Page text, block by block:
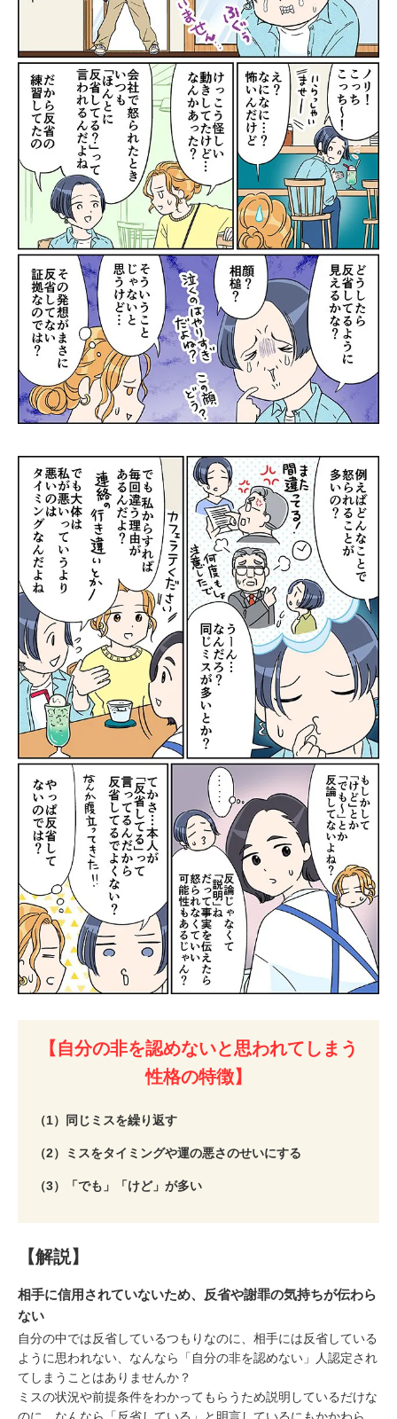
【自分の非を認めないと思われてしまう
性格の特徴】
（1）同じミスを繰り返す
（2）ミスをタイミングや運の悪さのせいにする
（3）「でも」「けど」が多い
【解説】
相手に信用されていないため、反省や謝罪の気持ちが伝わら
ない
自分の中では反省しているつもりなのに、相手には反省している
ように思われない、なんなら「自分の非を認めない」人認定され
てしまうことはありませんか？
ミスの状況や前提条件をわかってもらうため説明しているだけな